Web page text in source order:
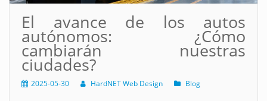
El avance de los autos
autónomos: ¿Cómo
cambiarán nuestras
ciudades?
2025-05-30 HardNET Web Design Blog